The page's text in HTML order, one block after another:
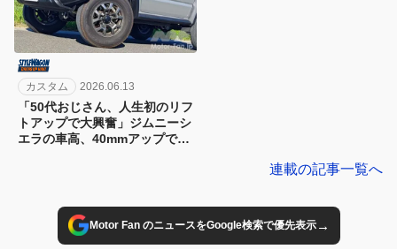
カスタム 2026.06.13
「50代おじさん、人生初のリフ
トアップで大興奮」ジムニーシ
エラの車高、40mmアップで世
連載の記事一覧へ
Motor Fan のニュースをGoogle検索で優先表示→